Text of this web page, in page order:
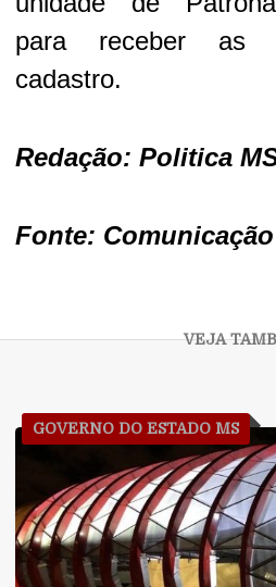
para receber as
cadastro.
Redação: Politica
Fonte:
GOVERNO DO ESTADO MS